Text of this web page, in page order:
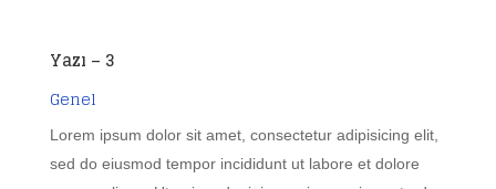
Yazı – 3
Genel
Lorem ipsum dolor sit amet, consectetur adipisicing elit,
sed do eiusmod tempor incididunt ut labore et dolore